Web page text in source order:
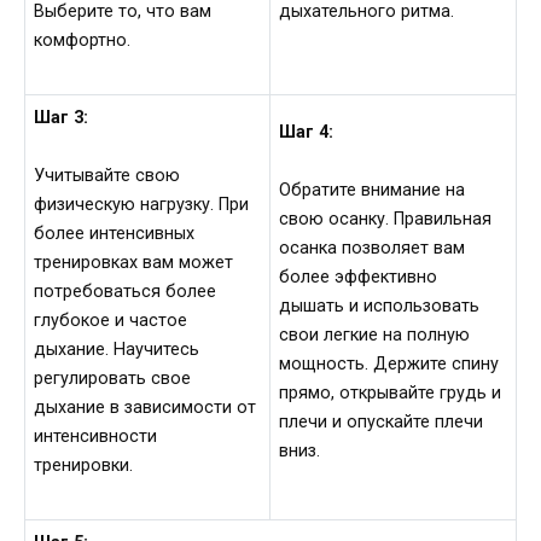
Выберите то, что вам
комфортно.
дыхательного ритма.
Шаг 3:
Учитывайте свою
физическую нагрузку. При
более интенсивных
тренировках вам может
потребоваться более
глубокое и частое
дыхание. Научитесь
регулировать свое
дыхание в зависимости от
интенсивности
тренировки.
Шаг 4:
Обратите внимание на
свою осанку. Правильная
осанка позволяет вам
более эффективно
дышать и использовать
свои легкие на полную
мощность. Держите спину
прямо, открывайте грудь и
плечи и опускайте плечи
вниз.